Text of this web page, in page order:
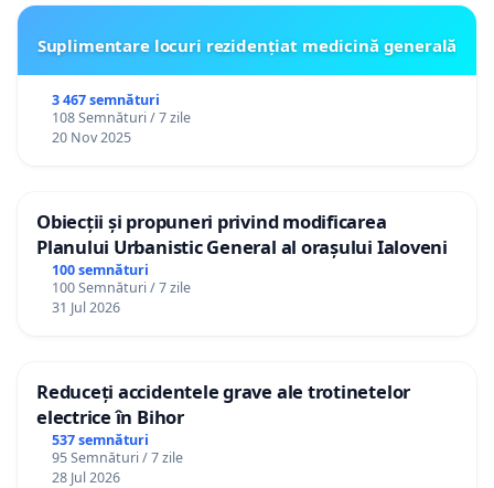
Suplimentare locuri rezidențiat medicină generală
3 467 semnături
108 Semnături / 7 zile
20 Nov 2025
Obiecții și propuneri privind modificarea
Planului Urbanistic General al orașului Ialoveni
100 semnături
100 Semnături / 7 zile
31 Jul 2026
Reduceți accidentele grave ale trotinetelor
electrice în Bihor
537 semnături
95 Semnături / 7 zile
28 Jul 2026